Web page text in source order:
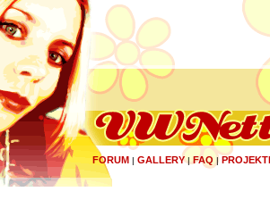
FORUM | GALLERY|FAQ |